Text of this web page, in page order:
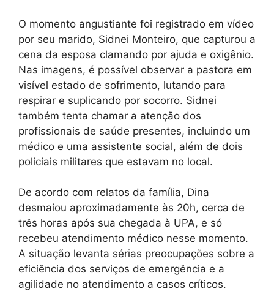
O momento angustiante foi registrado em vídeo
por seu marido, Sidnei Monteiro, que capturou a
cena da esposa clamando por ajuda e oxigênio.
Nas imagens, é possível observar a pastora em
visível estado de sofrimento, lutando para
respirar e suplicando por socorro. Sidnei
também tenta chamar a atenção dos
profissionais de saúde presentes, incluindo um
médico e uma assistente social, além de dois
policiais militares que estavam no local.
De acordo com relatos da família, Dina
desmaiou aproximadamente às 20h, cerca de
três horas após sua chegada à UPA, e só
recebeu atendimento médico nesse momento.
A situação levanta sérias preocupações sobre a
eficiência dos serviços de emergência e a
agilidade no atendimento a casos críticos.